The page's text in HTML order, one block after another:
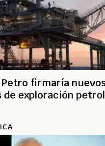
firmaría
exploración